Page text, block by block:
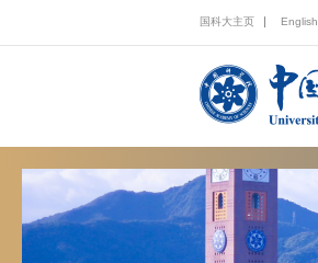
国科大主页 English